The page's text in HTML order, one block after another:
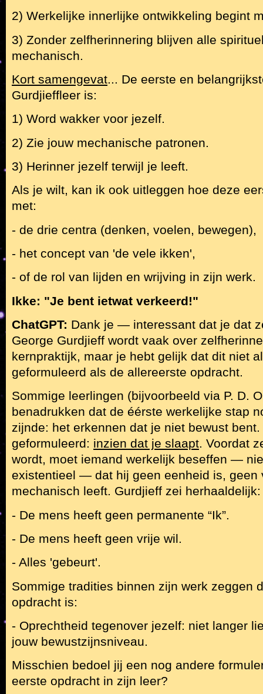
2) Werkelijke innerlijke ontwikkeling begint
3) Zonder zelfherinnering blijven alle
mechanisch.
Kort samengevat... De eerste en
Gurdjieffleer is:
1) Word wakker voor jezelf.
2) Zie jouw mechanische patronen.
3) Herinner jezelf terwijl je leeft.
Als je wilt, kan ik ook uitleggen hoe deze
met:
- de drie centra (denken, voelen, bewegen),
- het concept van 'de vele ikken',
- of de rol van lijden en wrijving in zijn werk.
Ikke: "Je bent ietwat verkeerd!"
ChatGPT: Dank je — interessant dat je dat
George Gurdjieff wordt vaak over
kernpraktijk, maar je hebt gelijk dat dit niet
geformuleerd als de allereerste opdracht.
Sommige leerlingen (bijvoorbeeld via P. D.
benadrukken dat de éérste werkelijke stap
zijnde: het erkennen dat je niet bewust
geformuleerd: inzien dat je slaapt. Voordat
wordt, moet iemand werkelijk beseffen —
existentieel — dat hij geen eenheid is, geen
mechanisch leeft. Gurdjieff zei herhaaldelijk:
- De mens heeft geen permanente “Ik”.
- De mens heeft geen vrije wil.
- Alles 'gebeurt'.
Sommige tradities binnen zijn werk zeggen
opdracht is:
- Oprechtheid tegenover jezelf: niet langer
jouw bewustzijnsniveau.
Misschien bedoel jij een nog andere
eerste opdracht in zijn leer?